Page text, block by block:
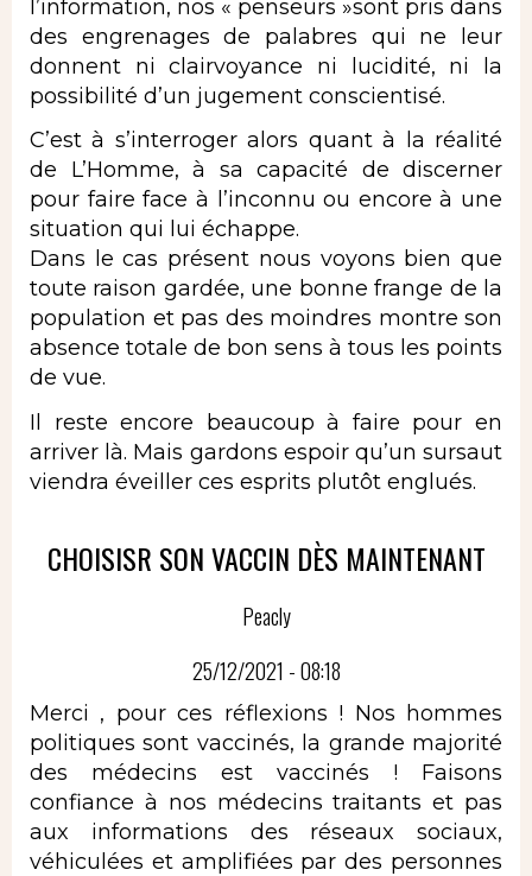
l’information, nos « penseurs »sont pris dans
des engrenages de palabres qui ne leur
donnent ni clairvoyance ni lucidité, ni la
possibilité d’un jugement conscientisé.
C’est à s’interroger alors quant à la réalité
de L’Homme, à sa capacité de discerner
pour faire face à l’inconnu ou encore à une
situation qui lui échappe.
Dans le cas présent nous voyons bien que
toute raison gardée, une bonne frange de la
population et pas des moindres montre son
absence totale de bon sens à tous les points
de vue.
Il reste encore beaucoup à faire pour en
arriver là. Mais gardons espoir qu’un sursaut
viendra éveiller ces esprits plutôt englués.
CHOISISR SON VACCIN DÈS MAINTENANT
Peacly
25/12/2021 - 08:18
Merci , pour ces réflexions ! Nos hommes
politiques sont vaccinés, la grande majorité
des médecins est vaccinés ! Faisons
confiance à nos médecins traitants et pas
aux informations des réseaux sociaux,
véhiculées et amplifiées par des personnes